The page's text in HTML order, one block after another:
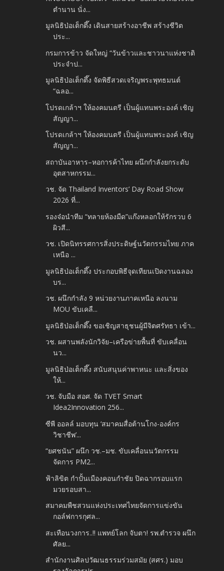
ตำนาน นั่ง...
มูลนิธิป่อเต็กตึ๊ง เดินสายสร้างอาชีพ สร้างชีวิต
ประ...
กรมการข้าว จัดใหญ่ “วันข้าวและชาวนาแห่งชาติ
ประจำป...
มูลนิธิป่อเต็กตึ๊ง จัดพิธีสวดเจริญพระพุทธมนต์
“ฉลอ...
โปรดเกล้าฯ ให้องคมนตรี เป็นผู้แทนพระองค์ เชิญ
สัญญา...
โปรดเกล้าฯ ให้องคมนตรี เป็นผู้แทนพระองค์ เชิญ
สัญญา...
สถาบันอาหาร–หอการค้าไทย ผนึกกำลังยกระดับ
อุตสาหกรรม...
วช. จัด Thailand Inventors’ Day Road Show
2026 ที่...
รองจ๋อนำทีม “ทลายห้องมืด”แก๊งหลอกให้รักรวบ 6
ผิวสี...
วช. เปิดนิทรรศการสิ่งประดิษฐ์นวัตกรรมไทย ภาค
เหนือ ...
มูลนิธิป่อเต็กตึ๊ง ประกอบพิธีจุดเทียนเปิดงานฉลอง
บร...
วช. ผนึกกำลัง 9 หน่วยงานภาคเหนือ ลงนาม
MOU ขับเคลื...
มูลนิธิป่อเต็กตึ๊ง ขอเชิญสาธุชนผู้มีจิตศรัทธา เข้า...
วช. ผสานพลังนักวิจัย–เครือข่ายพื้นที่ ขับเคลื่อน
นว...
มูลนิธิป่อเต็กตึ๊ง สนับสนุนค่าพาหนะ และสิ่งของ
ให้...
วช. จับมือ สอศ. จัด TVET Smart
Idea2Innovation 256...
ซีพี ออลล์ มอบทุน ‘สมาคมสื่อต้านโกง-องค์กร
วิชาชีพ’...
“ยศชนัน” ผนึก วช.–มช. ขับเคลื่อนนวัตกรรม
จัดการ PM2...
ฟ้าลิขิต กำปั้นเมืองคอนกำชัย ปิดฉากรอบแรก
มวยรอบสา...
สมาคมพืชสวนแห่งประเทศไทยจัดการแข่งขัน
กอล์ฟการกุศล...
สะเทือนวงการ..!! แพทย์โลก จับตา! รพ.ตำรวจ ผนึก
ศัลย...
สำนักงานศิลปวัฒนธรรมร่วมสมัย (สศร.) มอบ